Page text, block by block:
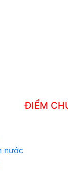
ĐIỂM
nước